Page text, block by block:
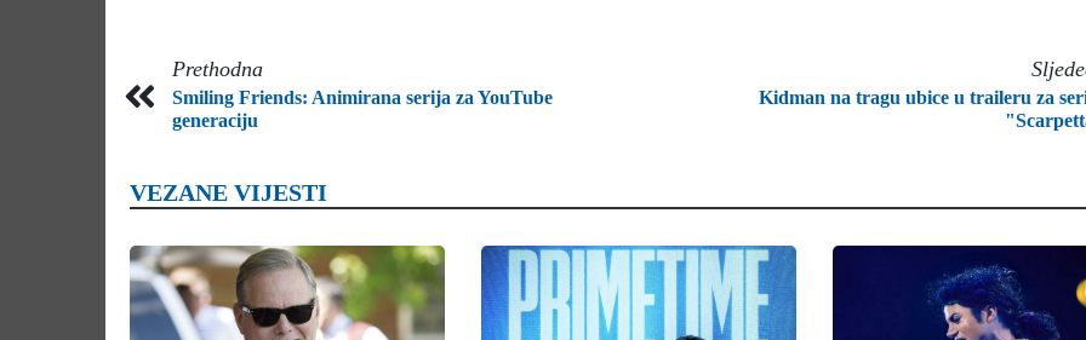
Prethodna
Smiling Friends: Animirana serija za YouTube
generaciju
Kidman na tragu ubice u traileru za
VEZANE VIJESTI